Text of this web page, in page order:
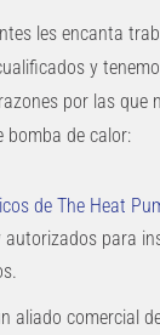
les encanta
y
por las que
bomba de calor:
de The Heat
autorizados para
aliado comercial